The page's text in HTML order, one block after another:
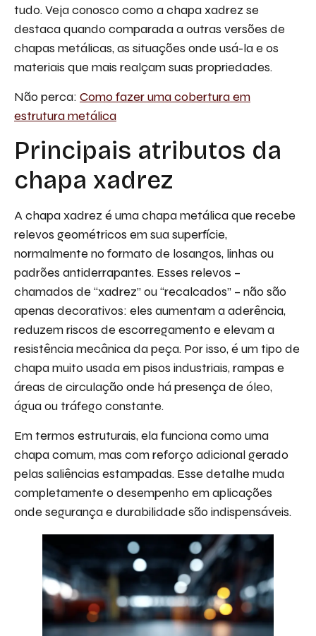
tudo. Veja conosco como a chapa xadrez se
destaca quando comparada a outras versões de
chapas metálicas, as situações onde usá-la e os
materiais que mais realçam suas propriedades.
Não perca: Como fazer uma cobertura em
estrutura metálica
Principais atributos da
chapa xadrez
A chapa xadrez é uma chapa metálica que recebe
relevos geométricos em sua superfície,
normalmente no formato de losangos, linhas ou
padrões antiderrapantes. Esses relevos –
chamados de “xadrez” ou “recalcados” – não são
apenas decorativos: eles aumentam a aderência,
reduzem riscos de escorregamento e elevam a
resistência mecânica da peça. Por isso, é um tipo de
chapa muito usada em pisos industriais, rampas e
áreas de circulação onde há presença de óleo,
água ou tráfego constante.
Em termos estruturais, ela funciona como uma
chapa comum, mas com reforço adicional gerado
pelas saliências estampadas. Esse detalhe muda
completamente o desempenho em aplicações
onde segurança e durabilidade são indispensáveis.